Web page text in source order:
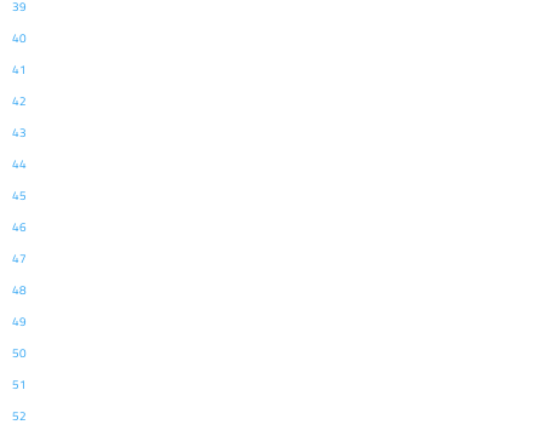
39
40
41
42
43
44
45
46
47
48
49
50
51
52